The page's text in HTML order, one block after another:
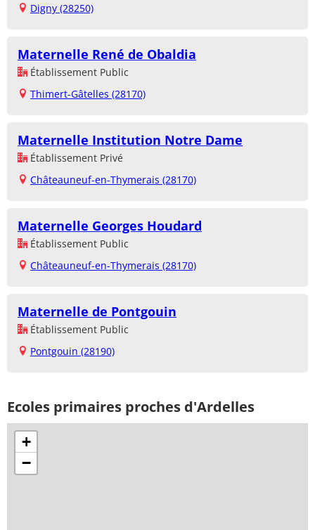
Digny (28250)
Maternelle René de Obaldia
Établissement Public
Thimert-Gâtelles (28170)
Maternelle Institution Notre Dame
Établissement Privé
Châteauneuf-en-Thymerais (28170)
Maternelle Georges Houdard
Établissement Public
Châteauneuf-en-Thymerais (28170)
Maternelle de Pontgouin
Établissement Public
Pontgouin (28190)
Ecoles primaires proches d'Ardelles
+
−